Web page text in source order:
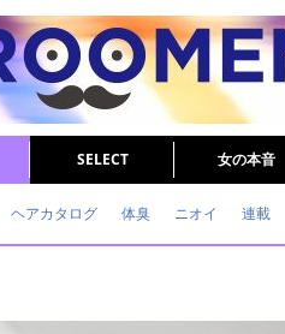
SELECT 女の本音
ヘアカタログ 体臭 ニオイ 連載